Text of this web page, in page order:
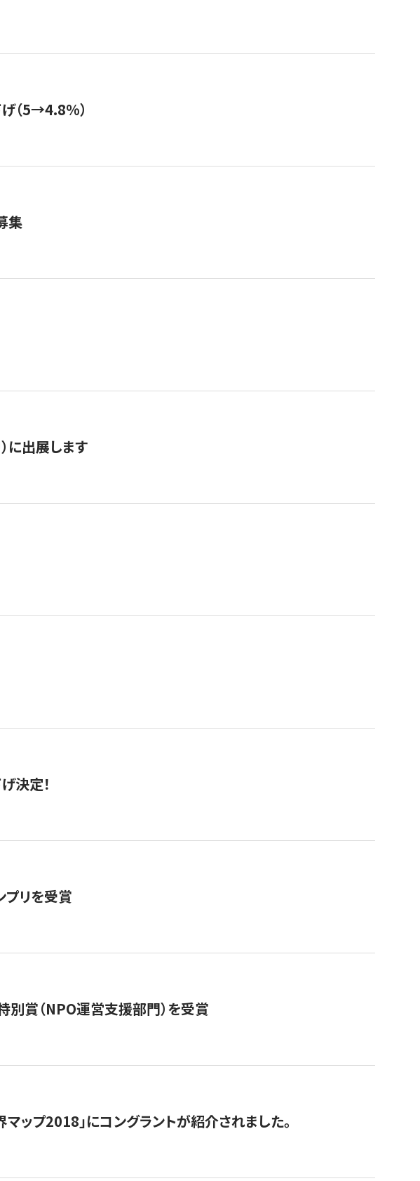
（5→4.8%）
集
に出展します
決定！
プリを受賞
賞（NPO運営支援部門）を受賞
ップ2018」にコングラントが紹介されました。